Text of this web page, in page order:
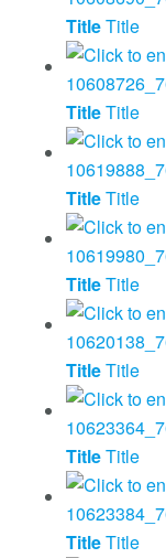
TitleTitle
TitleTitle
TitleTitle
TitleTitle
TitleTitle
TitleTitle
TitleTitle